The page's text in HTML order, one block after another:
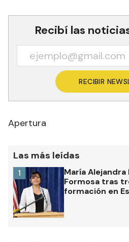
Recibí las
RECIBIR
Apertura
Las más leídas
María
Formosa tras
formación en
1